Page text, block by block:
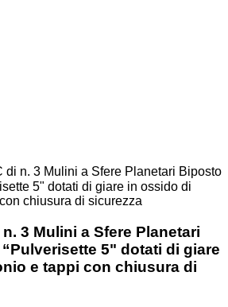
di n. 3 Mulini a Sfere Planetari Biposto
5" dotati di giare in ossido di
chiusura di sicurezza
3 Mulini a Sfere Planetari
5" dotati di giare
e tappi con chiusura di